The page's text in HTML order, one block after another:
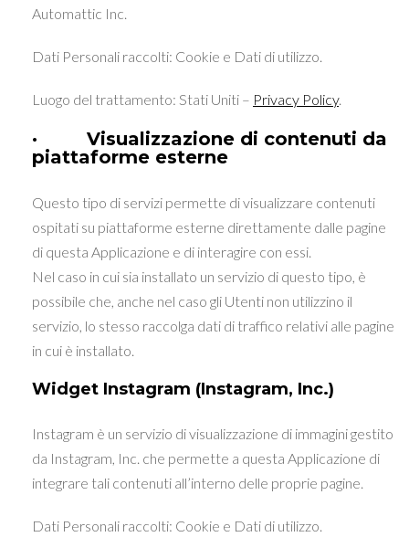
Automattic Inc.
Dati Personali raccolti: Cookie e Dati di utilizzo.
Luogo del trattamento: Stati Uniti – Privacy Policy.
· Visualizzazione di contenuti da
piattaforme esterne
Questo tipo di servizi permette di visualizzare contenuti
ospitati su piattaforme esterne direttamente dalle pagine
di questa Applicazione e di interagire con essi.
Nel caso in cui sia installato un servizio di questo tipo, è
possibile che, anche nel caso gli Utenti non utilizzino il
servizio, lo stesso raccolga dati di traffico relativi alle pagine
in cui è installato.
Widget Instagram (Instagram, Inc.)
Instagram è un servizio di visualizzazione di immagini gestito
da Instagram, Inc. che permette a questa Applicazione di
integrare tali contenuti all’interno delle proprie pagine.
Dati Personali raccolti: Cookie e Dati di utilizzo.